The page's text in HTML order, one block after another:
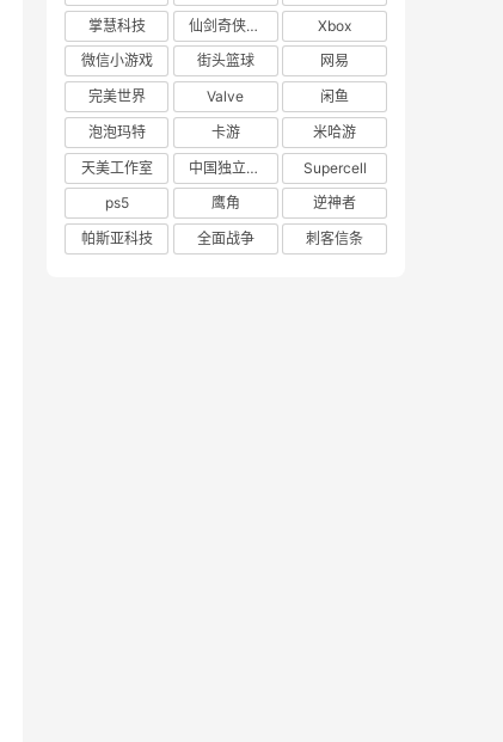
掌慧科技
仙剑奇侠传四
Xbox
微信小游戏
街头篮球
网易
完美世界
Valve
闲鱼
泡泡玛特
卡游
米哈游
天美工作室
中国独立游戏联盟
Supercell
ps5
鹰角
逆神者
帕斯亚科技
全面战争 刺客信条